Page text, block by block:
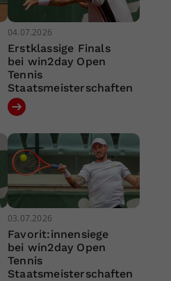
04.07.2026
Erstklassige Finals
bei win2day Open
Tennis
Staatsmeisterschaften
03.07.2026
Favorit:innensiege
bei win2day Open
Tennis
Staatsmeisterschaften